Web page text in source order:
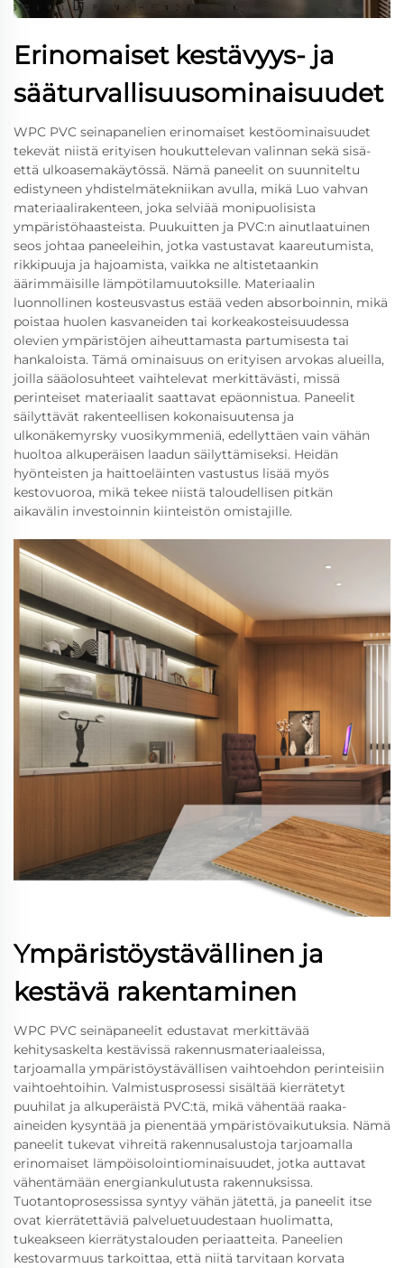
Erinomaiset kestävyys- ja
sääturvallisuusominaisuudet
WPC PVC seinapanelien erinomaiset kestöominaisuudet
tekevät niistä erityisen houkuttelevan valinnan sekä sisä-
että ulkoasemakäytössä. Nämä paneelit on suunniteltu
edistyneen yhdistelmätekniikan avulla, mikä Luo vahvan
materiaalirakenteen, joka selviää monipuolisista
ympäristöhaasteista. Puukuitten ja PVC:n ainutlaatuinen
seos johtaa paneeleihin, jotka vastustavat kaareutumista,
rikkipuuja ja hajoamista, vaikka ne altistetaankin
äärimmäisille lämpötilamuutoksille. Materiaalin
luonnollinen kosteusvastus estää veden absorboinnin, mikä
poistaa huolen kasvaneiden tai korkeakosteisuudessa
olevien ympäristöjen aiheuttamasta partumisesta tai
hankaloista. Tämä ominaisuus on erityisen arvokas alueilla,
joilla sääolosuhteet vaihtelevat merkittävästi, missä
perinteiset materiaalit saattavat epäonnistua. Paneelit
säilyttävät rakenteellisen kokonaisuutensa ja
ulkonäkemyrsky vuosikymmeniä, edellyttäen vain vähän
huoltoa alkuperäisen laadun säilyttämiseksi. Heidän
hyönteisten ja haittoeläinten vastustus lisää myös
kestovuoroa, mikä tekee niistä taloudellisen pitkän
aikavälin investoinnin kiinteistön omistajille.
Ympäristöystävällinen ja
kestävä rakentaminen
WPC PVC seinäpaneelit edustavat merkittävää
kehitysaskelta kestävissä rakennusmateriaaleissa,
tarjoamalla ympäristöystävällisen vaihtoehdon perinteisiin
vaihtoehtoihin. Valmistusprosessi sisältää kierrätetyt
puuhilat ja alkuperäistä PVC:tä, mikä vähentää raaka-
aineiden kysyntää ja pienentää ympäristövaikutuksia. Nämä
paneelit tukevat vihreitä rakennusalustoja tarjoamalla
erinomaiset lämpöisolointiominaisuudet, jotka auttavat
vähentämään energiankulutusta rakennuksissa.
Tuotantoprosessissa syntyy vähän jätettä, ja paneelit itse
ovat kierrätettäviä palveluetuudestaan huolimatta,
tukeakseen kierrätystalouden periaatteita. Paneelien
kestovarmuus tarkoittaa, että niitä tarvitaan korvata